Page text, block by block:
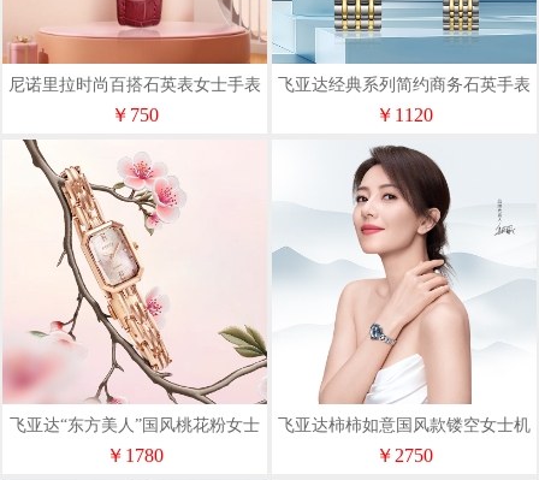
尼诺里拉时尚百搭石英表女士手表
11056兰花红
￥750
飞亚达经典系列简约商务石英手表
JG/L001888.TWT
￥1120
飞亚达“东方美人”国风桃花粉女士
石英表L865039.PFP
￥1780
飞亚达柿柿如意国风款镂空女士机
械表LA865022.WLW
￥2750